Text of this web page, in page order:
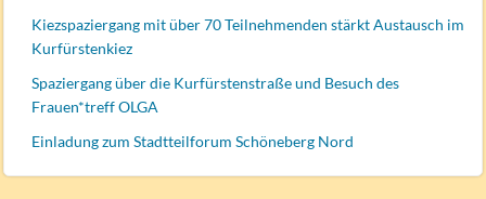
Kiezspaziergang mit über 70 Teilnehmenden stärkt Austausch im
Kurfürstenkiez
Spaziergang über die Kurfürstenstraße und Besuch des
Frauen*treff OLGA
Einladung zum Stadtteilforum Schöneberg Nord